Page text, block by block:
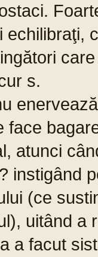
echilibraţi,
s.
face
atunci
instigând
(ce
uitând a
a facut